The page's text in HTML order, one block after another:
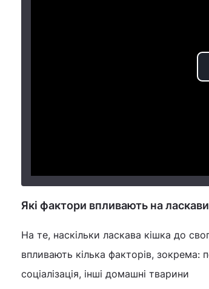
Які фактори впливають на
На те, наскільки ласкава кішка до
впливають кілька факторів, зокрема:
соціалізація, інші домашні тварини